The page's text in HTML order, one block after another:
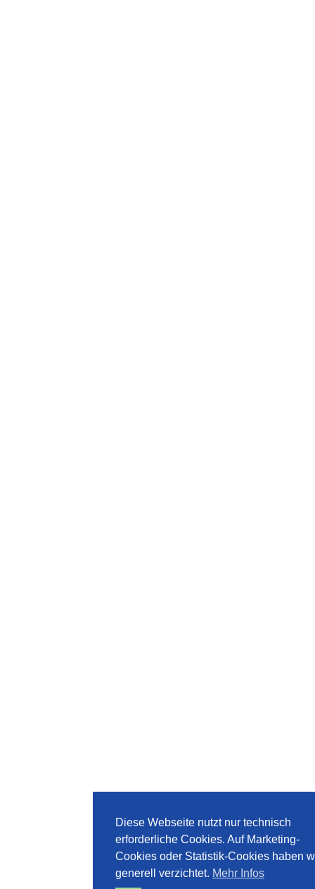
Diese Webseite nutzt nur technisch
erforderliche Cookies. Auf Marketing-
Cookies oder Statistik-Cookies haben
generell verzichtet. Mehr Infos